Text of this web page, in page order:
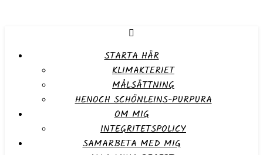
STARTA HÄR
KLIMAKTERIET
MÅLSÄTTNING
HENOCH SCHÖNLEINS-PURPURA
OM MIG
INTEGRITETSPOLICY
SAMARBETA MED MIG